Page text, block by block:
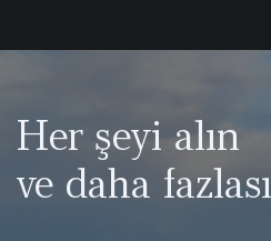
Her şeyi alın
ve daha fazlası